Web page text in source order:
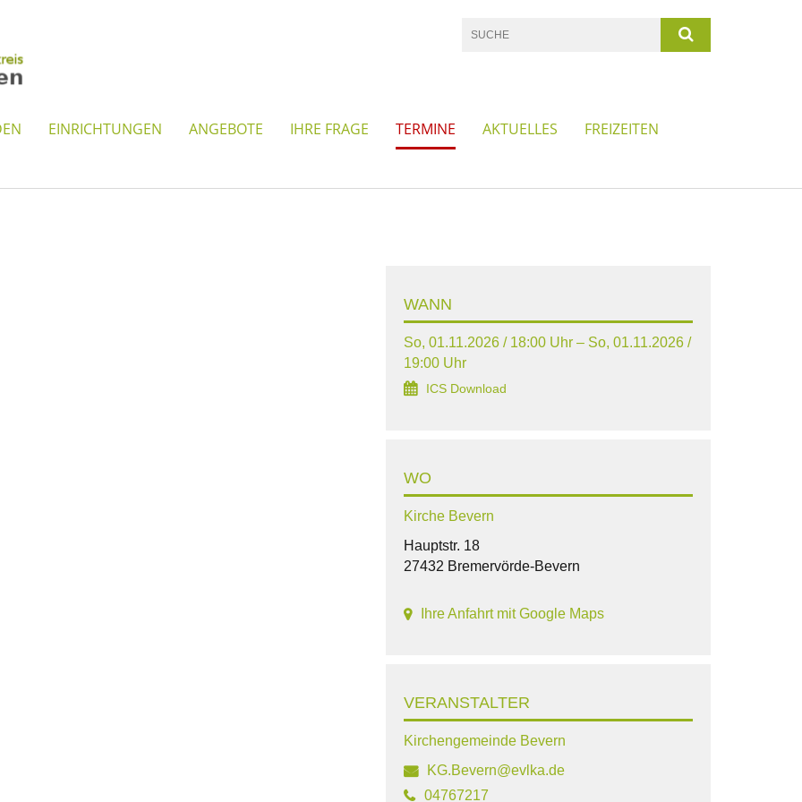
EINRICHTUNGEN ANGEBOTE IHRE FRAGE TERMINE AKTUELLES FREIZEITEN
WANN
So, 01.11.2026 / 18:00 Uhr – So, 01.11.2026 /
19:00 Uhr
ICS Download
WO
Kirche Bevern
Hauptstr. 18
27432 Bremervörde-Bevern
Ihre Anfahrt mit Google Maps
VERANSTALTER
Kirchengemeinde Bevern
KG.Bevern@evlka.de
04767217